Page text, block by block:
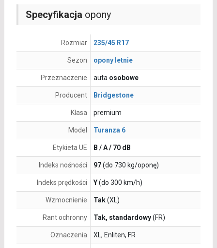
Specyfikacja opony
Rozmiar 235/45 R17
Sezon opony letnie
Przeznaczenie auta osobowe
Producent Bridgestone
Klasa premium
Model Turanza 6
Etykieta UE B / A / 70 dB
Indeks nośności 97(do 730 kg/oponę)
Indeks prędkości Y(do 300 km/h)
Wzmocnienie Tak(XL)
Rant ochronny Tak, standardowy(FR)
Oznaczenia XL, Enliten, FR